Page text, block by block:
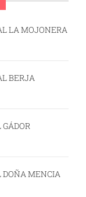
LA MOJONERA
BERJA
DOÑA MENCIA